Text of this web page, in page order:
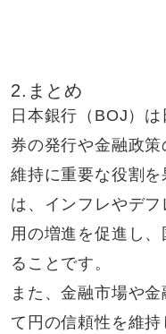
2.まとめ
日本銀行（BOJ）
券の発行や金融政
維持に重要な役割
は、インフレやデ
用の増進を促進し
ることです。
また、金融市場や
て円の信頼性を維